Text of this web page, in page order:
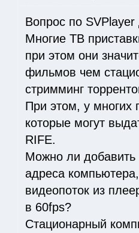
Вопрос по
Многие ТВ
при этом они
фильмов чем
стримминг
При этом, у многих
которые могут
RIFE.
Можно ли добавить
адреса
видеопоток из
в 60fps?
Стационарный